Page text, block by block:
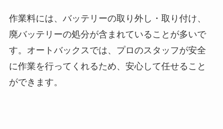
作業料には、バッテリーの取り外し・取り付け、
廃バッテリーの処分が含まれていることが多いで
す。オートバックスでは、プロのスタッフが安全
に作業を行ってくれるため、安心して任せること
ができます。